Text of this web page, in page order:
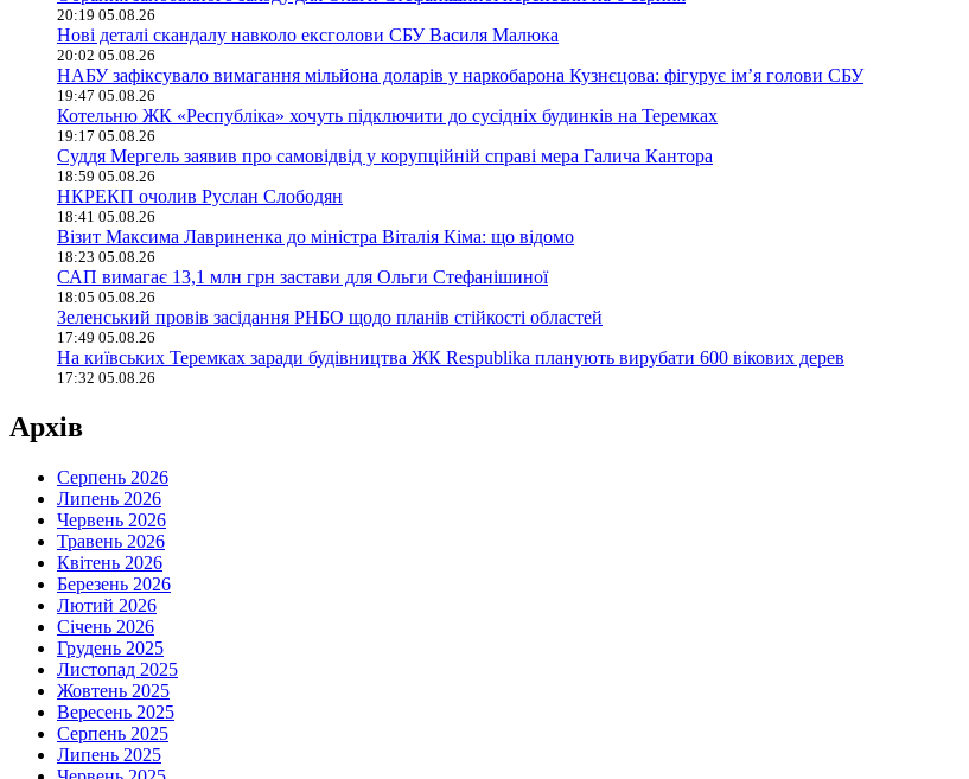
20:19 05.08.26
Нові деталі скандалу навколо ексголови СБУ Василя Малюка
20:02 05.08.26
НАБУ зафіксувало вимагання мільйона доларів у наркобарона Кузнєцова: фігурує ім’я голови СБУ
19:47 05.08.26
Котельню ЖК «Республіка» хочуть підключити до сусідніх будинків на Теремках
19:17 05.08.26
Суддя Мергель заявив про самовідвід у корупційній справі мера Галича Кантора
18:59 05.08.26
НКРЕКП очолив Руслан Слободян
18:41 05.08.26
Візит Максима Лавриненка до міністра Віталія Кіма: що відомо
18:23 05.08.26
САП вимагає 13,1 млн грн застави для Ольги Стефанішиної
18:05 05.08.26
Зеленський провів засідання РНБО щодо планів стійкості областей
17:49 05.08.26
На київських Теремках заради будівництва ЖК Respublika планують вирубати 600 вікових дерев
17:32 05.08.26
Архів
Серпень 2026
Липень 2026
Червень 2026
Травень 2026
Квітень 2026
Березень 2026
Лютий 2026
Січень 2026
Грудень 2025
Листопад 2025
Жовтень 2025
Вересень 2025
Серпень 2025
Липень 2025